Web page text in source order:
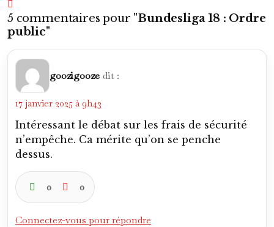
5 commentaires pour "Bundesliga 18 : Ordre
public"
goozigooze dit :
17 janvier 2025 à 9h43
Intéressant le débat sur les frais de sécurité
n’empêche. Ca mérite qu’on se penche
dessus.
0 0
Connectez-vous pour répondre